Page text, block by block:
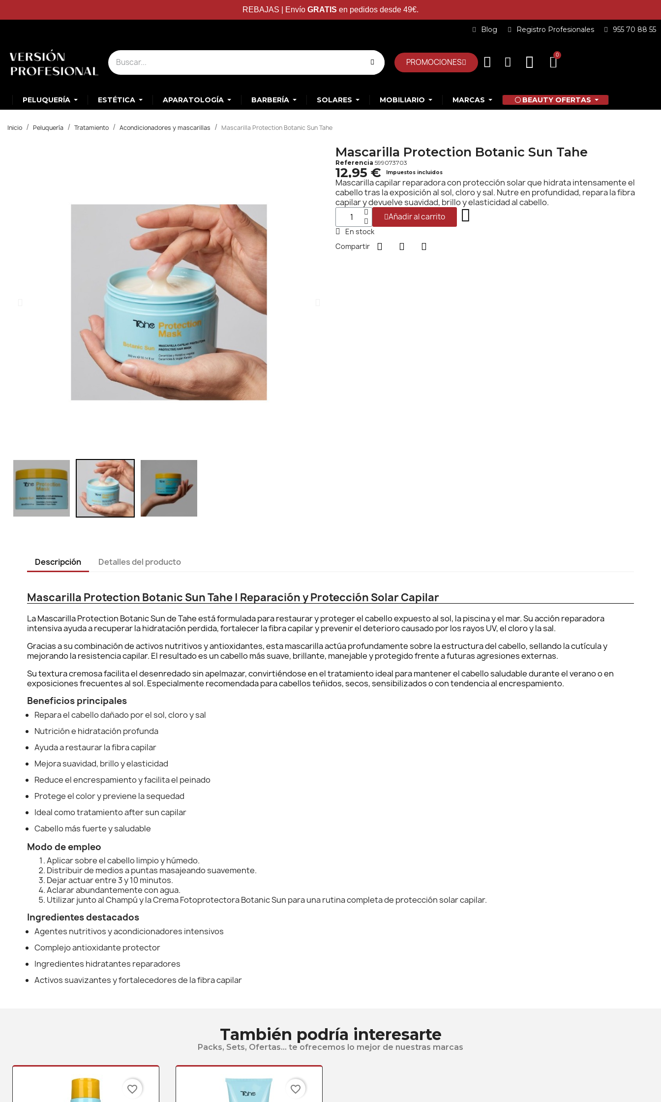
REBAJAS | Envío GRATIS en pedidos desde 49€.
Blog Registro Profesionales 955 70 88 55
PROMOCIONES
PELUQUERÍA ESTÉTICA APARATOLOGÍA BARBERÍA SOLARES MOBILIARIO MARCAS BEAUTY OFERTAS
Inicio Peluquería Tratamiento Acondicionadores y mascarillas Mascarilla Protection Botanic Sun Tahe
Mascarilla Protection Botanic Sun Tahe
Referencia 599073703
12,95 € Impuestos incluidos
Mascarilla capilar reparadora con protección solar que hidrata intensamente el
cabello tras la exposición al sol, cloro y sal. Nutre en profundidad, repara la fibra
capilar y devuelve suavidad, brillo y elasticidad al cabello.
Añadir al carrito
En stock
Compartir
Descripción Detalles del producto
Mascarilla Protection Botanic Sun Tahe | Reparación y Protección Solar Capilar
La Mascarilla Protection Botanic Sun de Tahe está formulada para restaurar y proteger el cabello expuesto al sol, la piscina y el mar. Su acción reparadora
intensiva ayuda a recuperar la hidratación perdida, fortalecer la fibra capilar y prevenir el deterioro causado por los rayos UV, el cloro y la sal.
Gracias a su combinación de activos nutritivos y antioxidantes, esta mascarilla actúa profundamente sobre la estructura del cabello, sellando la cutícula y
mejorando la resistencia capilar. El resultado es un cabello más suave, brillante, manejable y protegido frente a futuras agresiones externas.
Su textura cremosa facilita el desenredado sin apelmazar, convirtiéndose en el tratamiento ideal para mantener el cabello saludable durante el verano o en
exposiciones frecuentes al sol. Especialmente recomendada para cabellos teñidos, secos, sensibilizados o con tendencia al encrespamiento.
Beneficios principales
Repara el cabello dañado por el sol, cloro y sal
Nutrición e hidratación profunda
Ayuda a restaurar la fibra capilar
Mejora suavidad, brillo y elasticidad
Reduce el encrespamiento y facilita el peinado
Protege el color y previene la sequedad
Ideal como tratamiento after sun capilar
Cabello más fuerte y saludable
Modo de empleo
Aplicar sobre el cabello limpio y húmedo.
Distribuir de medios a puntas masajeando suavemente.
Dejar actuar entre 3 y 10 minutos.
Aclarar abundantemente con agua.
Utilizar junto al Champú y la Crema Fotoprotectora Botanic Sun para una rutina completa de protección solar capilar.
Ingredientes destacados
Agentes nutritivos y acondicionadores intensivos
Complejo antioxidante protector
Ingredientes hidratantes reparadores
Activos suavizantes y fortalecedores de la fibra capilar
También podría interesarte
Packs, Sets, Ofertas... te ofrecemos lo mejor de nuestras marcas
favorite_border favorite_border